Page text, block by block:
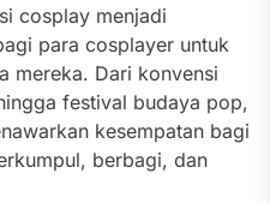
cosplay menjadi
para cosplayer untuk
mereka. Dari konvensi
festival budaya pop,
kesempatan bagi
berbagi, dan